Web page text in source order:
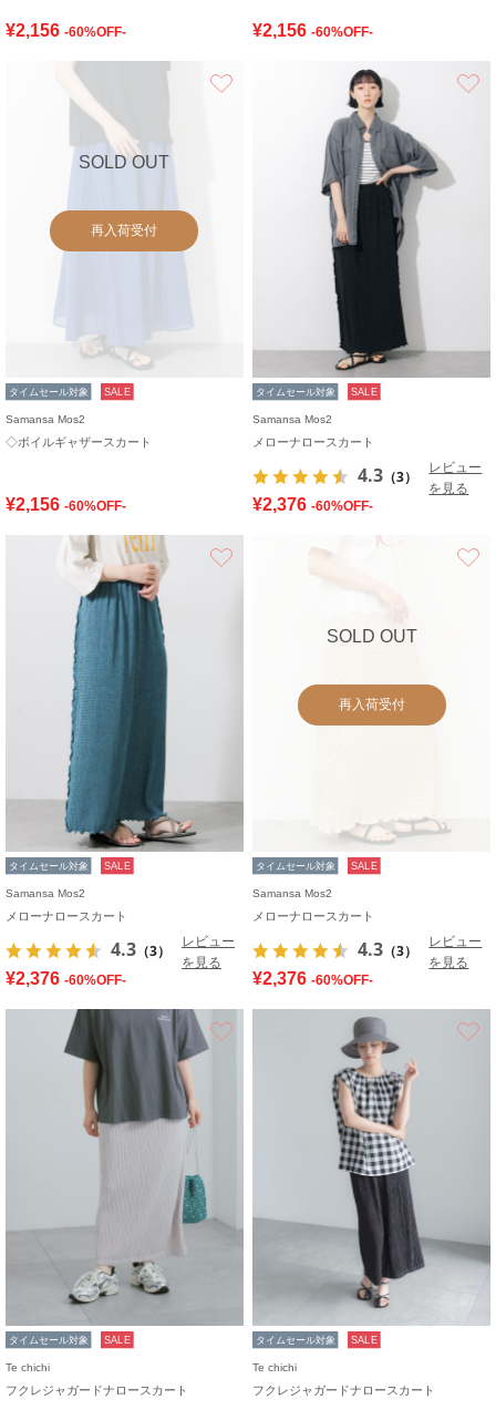
¥2,156 -60%OFF- ¥2,156 -60%OFF-
SOLD OUT
再入荷受付
タイムセール対象 SALE
Samansa Mos2
◇ボイルギャザースカート
¥2,156 -60%OFF-
タイムセール対象 SALE
Samansa Mos2
メローナロースカート
4.3 （3）
レビュー
を見る
¥2,376 -60%OFF-
タイムセール対象 SALE
Samansa Mos2
メローナロースカート
4.3 （3）
レビュー
を見る
¥2,376 -60%OFF-
SOLD OUT
再入荷受付
タイムセール対象 SALE
Samansa Mos2
メローナロースカート
4.3 （3）
レビュー
を見る
¥2,376 -60%OFF-
タイムセール対象 SALE
Te chichi
フクレジャガードナロースカート
タイムセール対象 SALE
Te chichi
フクレジャガードナロースカート